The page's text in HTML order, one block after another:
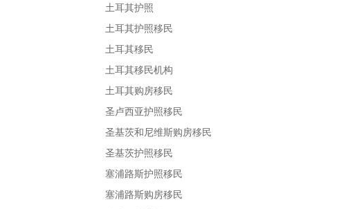
土耳其护照
土耳其护照移民
土耳其移民
土耳其移民机构
土耳其购房移民
圣卢西亚护照移民
圣基茨和尼维斯购房移民
圣基茨护照移民
塞浦路斯护照移民
塞浦路斯购房移民